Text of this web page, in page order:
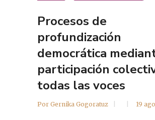
Procesos de
profundización
democrática
participación
todas las voces
Por Gernika Gogoratuz 19